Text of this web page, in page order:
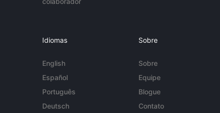
Idiomas
English
Español
Português
Deutsch
Sobre
Sobre
Equipe
Blogue
Contato